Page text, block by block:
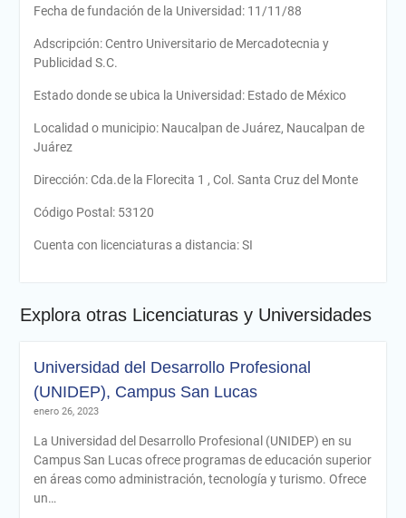
Fecha de fundación de la Universidad: 11/11/88
Adscripción: Centro Universitario de Mercadotecnia y
Publicidad S.C.
Estado donde se ubica la Universidad: Estado de México
Localidad o municipio: Naucalpan de Juárez, Naucalpan de
Juárez
Dirección: Cda.de la Florecita 1 , Col. Santa Cruz del Monte
Código Postal: 53120
Cuenta con licenciaturas a distancia: SI
Explora otras Licenciaturas y Universidades
Universidad del Desarrollo Profesional
(UNIDEP), Campus San Lucas
enero 26, 2023
La Universidad del Desarrollo Profesional (UNIDEP) en su
Campus San Lucas ofrece programas de educación superior
en áreas como administración, tecnología y turismo. Ofrece
un…